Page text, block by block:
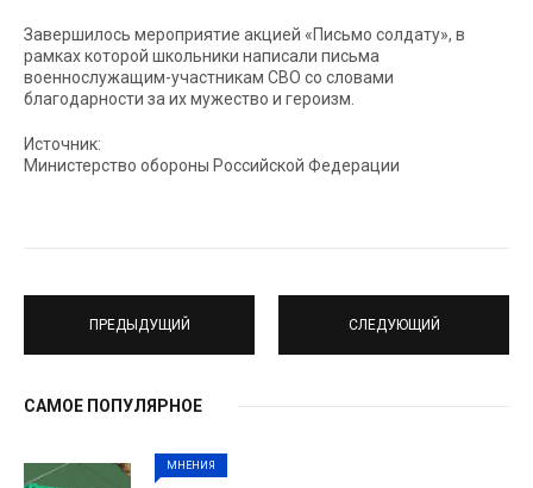
Завершилось мероприятие акцией «Письмо солдату», в
рамках которой школьники написали письма
военнослужащим-участникам СВО со словами
благодарности за их мужество и героизм.
Источник:
Министерство обороны Российской Федерации
ПРЕДЫДУЩИЙ СЛЕДУЮЩИЙ
САМОЕ ПОПУЛЯРНОЕ
МНЕНИЯ